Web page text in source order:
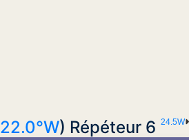
24.5W
22.0°W) Répéteur 6